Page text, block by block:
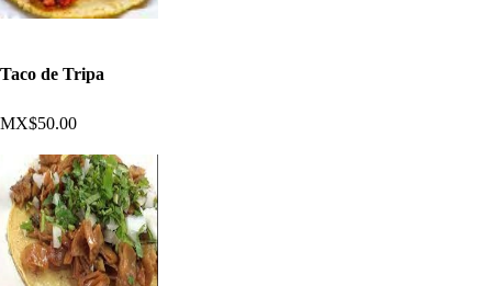
Taco de Tripa
MX$50.00